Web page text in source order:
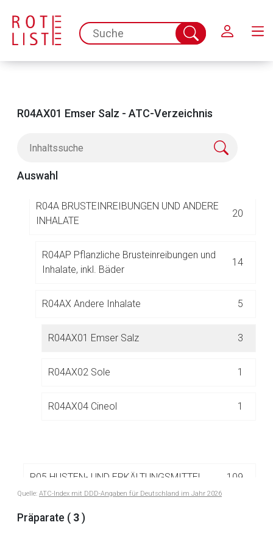
spc.search.input.placeholder
Suche
abschicken
R04AX01 Emser Salz - ATC-Verzeichnis
Auswahl
R01 RHINOLOGIKA 68
R03 MITTEL BEI OBSTRUKTIVEN
INHALATE
R04A BRUSTEINREIBUNGEN UND ANDERE
INHALATE
20
R04AP Pflanzliche Brusteinreibungen und
Inhalate, inkl. Bäder
14
R04AX Andere Inhalate 5
R04AX01 Emser Salz 3
R04AX02 Sole 1
R04AX04 Cineol 1
R05 HUSTEN- UND ERKÄLTUNGSMITTEL 109
R06 ANTIHISTAMINIKA ZUR SYSTEMISCHEN
ANWENDUNG
Quelle: ATC-Index mit DDD-Angaben für Deutschland im Jahr 2026
Präparate ( 3 )
Aufruf einer externen Seite
Der von Ihnen aufgerufene Link öffnet eine externe Web-
Datenschutzbestimmungen.